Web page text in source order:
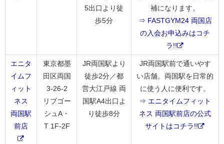
5出口より徒
歩5分
補になります。
⇒ FASTGYM24 両国店
の入会お申込みはコチ
ラ!!
エニタ
イムフ
ィット
ネス
両国駅
前店
東京都墨
田区両国
3-26-2
リブゴー
シュA・
T 1F-2F
JR両国駅より
徒歩2分／都
営大江戸線 両
国駅A4出口よ
り徒歩8分
JR両国駅前で通いやす
い店舗。両国駅を日常的
に使う人に便利です。
⇒ エニタイムフィット
ネス 両国駅前店の公式
サイトはコチラ!!